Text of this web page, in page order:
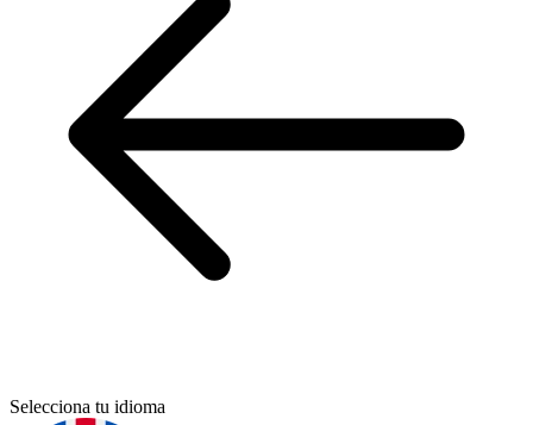
Selecciona tu idioma